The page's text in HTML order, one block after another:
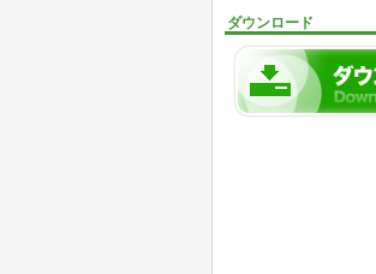
ダウンロード